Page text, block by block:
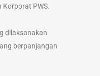
Korporat PWS.
dilaksanakan
berpanjangan